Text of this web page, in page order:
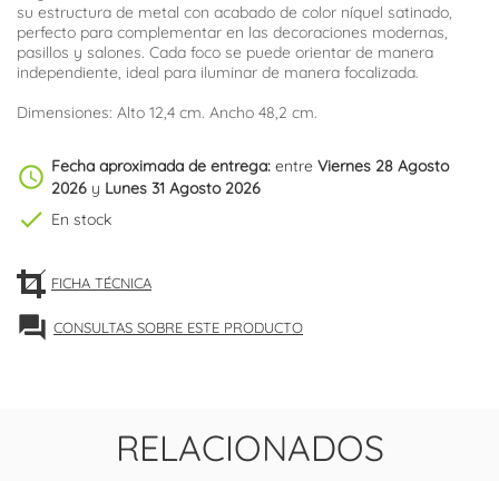
su estructura de metal con acabado de color níquel satinado,
perfecto para complementar en las decoraciones modernas,
pasillos y salones. Cada foco se puede orientar de manera
independiente, ideal para iluminar de manera focalizada.
Dimensiones: Alto 12,4 cm. Ancho 48,2 cm.
schedule Fecha aproximada de entrega: entre Viernes 28 Agosto
2026 y Lunes 31 Agosto 2026
check En stock
FICHA TÉCNICA
forum CONSULTAS SOBRE ESTE PRODUCTO
RELACIONADOS